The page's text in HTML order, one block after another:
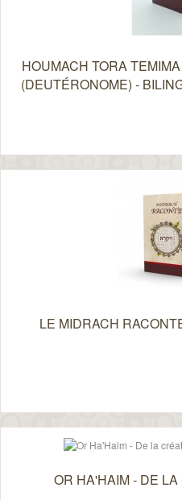
HOUMACH TORA
(DEUTÉRONOME) -
LE MIDRACH
OR HA'HAIM - DE